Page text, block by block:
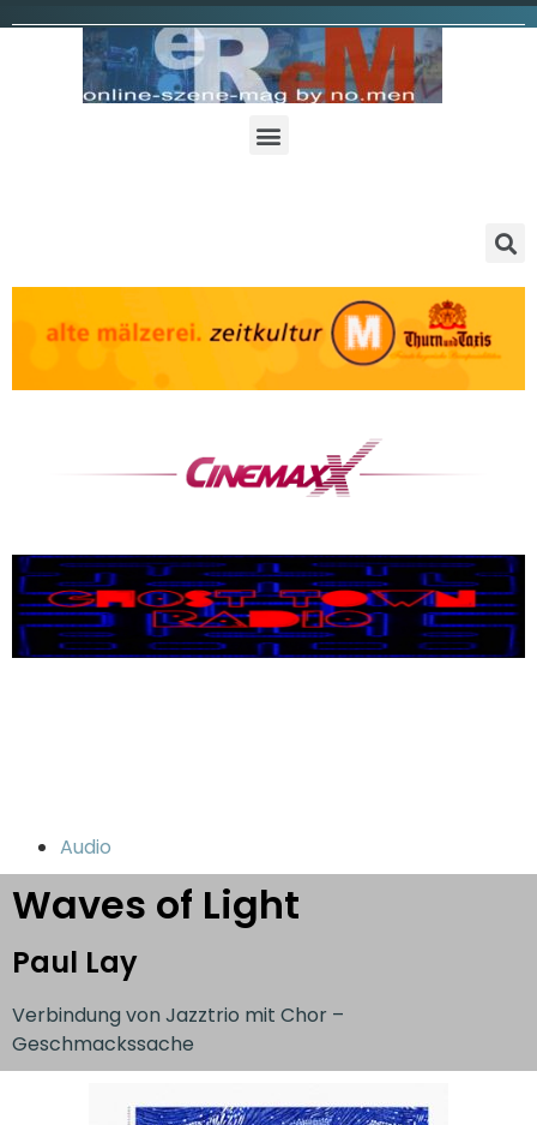
Audio
Waves of Light
Paul Lay
Verbindung von Jazztrio mit Chor –
Geschmackssache